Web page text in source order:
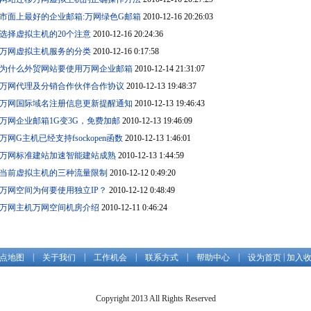
市面上最好的企业邮箱:万网绿色G邮箱 2010-12-16 20:26:03
选择虚拟主机的20个注意 2010-12-16 20:24:36
万网虚拟主机服务的分类 2010-12-16 0:17:58
为什么外贸网站要使用万网企业邮箱 2010-12-14 21:31:07
万网代理及分销合作伙伴合作协议 2010-12-13 19:48:37
万网国际域名注册信息更新提醒通知 2010-12-13 19:46:43
万网企业邮箱1G变3G，免费加邮 2010-12-13 19:46:09
万网G主机已经支持fsockopen函数 2010-12-13 1:46:01
万网标准建站加速智能建站成熟 2010-12-13 1:44:59
当前虚拟主机的三种流量限制 2010-12-12 0:49:20
万网空间为何要使用独立IP？ 2010-12-12 0:48:49
万网主机万网空间机房介绍 2010-12-11 0:46:24
地图 关于我们 工作机会| 联系方式| 帮助中心| 设为首页| 加入
Copyright 2013 All Rights Reserved